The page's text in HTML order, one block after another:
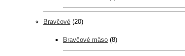
Bravčové (20)
Bravčové mäso (8)